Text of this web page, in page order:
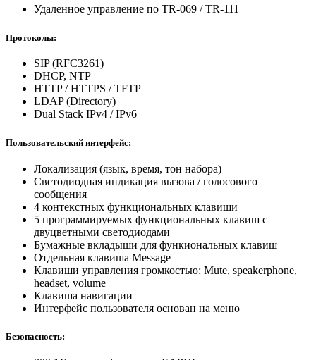
Удаленное управление по TR-069 / TR-111
Протоколы:
SIP (RFC3261)
DHCP, NTP
HTTP / HTTPS / TFTP
LDAP (Directory)
Dual Stack IPv4 / IPv6
Пользовательский интерфейс:
Локализация (язык, время, тон набора)
Светодиодная индикация вызова / голосового
сообщения
4 контекстных функциональных клавиши
5 программируемых функциональных клавиш с
двуцветными светодиодами
Бумажные вкладыши для функиональных клавиш
Отдельная клавиша Message
Клавиши управления громкостью: Mute, speakerphone,
headset, volume
Клавиша навигации
Интерфейс пользователя основан на меню
Безопасность: